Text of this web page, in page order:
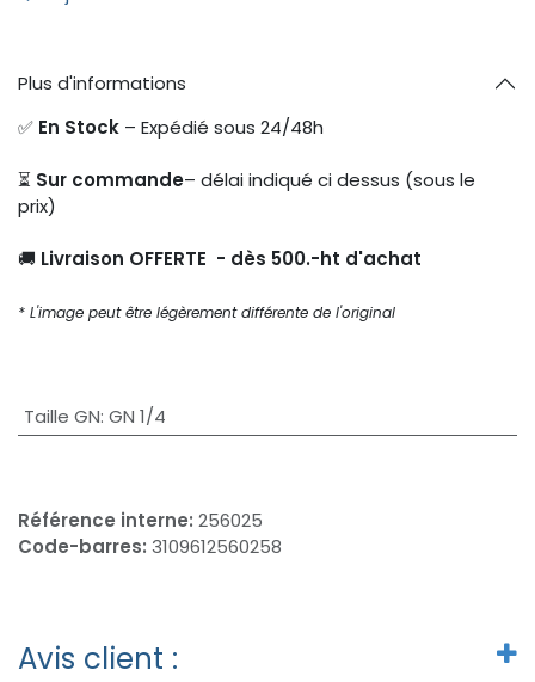
Plus d'informations
✅ En Stock – Expédié sous 24/48h
⏳ Sur commande– délai indiqué ci dessus (sous le
prix)
🚚 Livraison OFFERTE - dès 500.-ht d'achat
* L'image peut être légèrement différente de l'original
Taille GN: GN 1/4
Référence interne: 256025
Code-barres: 3109612560258
Avis client :